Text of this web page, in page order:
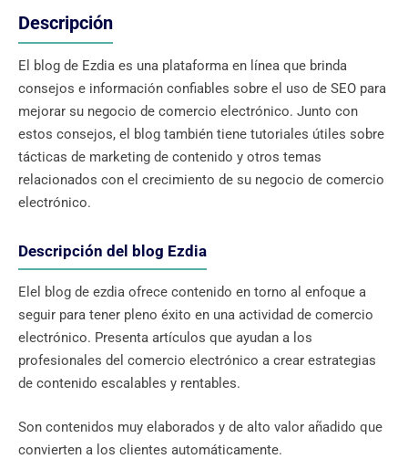
Descripción
El blog de Ezdia es una plataforma en línea que brinda
consejos e información confiables sobre el uso de SEO para
mejorar su negocio de comercio electrónico. Junto con
estos consejos, el blog también tiene tutoriales útiles sobre
tácticas de marketing de contenido y otros temas
relacionados con el crecimiento de su negocio de comercio
electrónico.
Descripción del blog Ezdia
Elel blog de ezdia ofrece contenido en torno al enfoque a
seguir para tener pleno éxito en una actividad de comercio
electrónico. Presenta artículos que ayudan a los
profesionales del comercio electrónico a crear estrategias
de contenido escalables y rentables.
Son contenidos muy elaborados y de alto valor añadido que
convierten a los clientes automáticamente.